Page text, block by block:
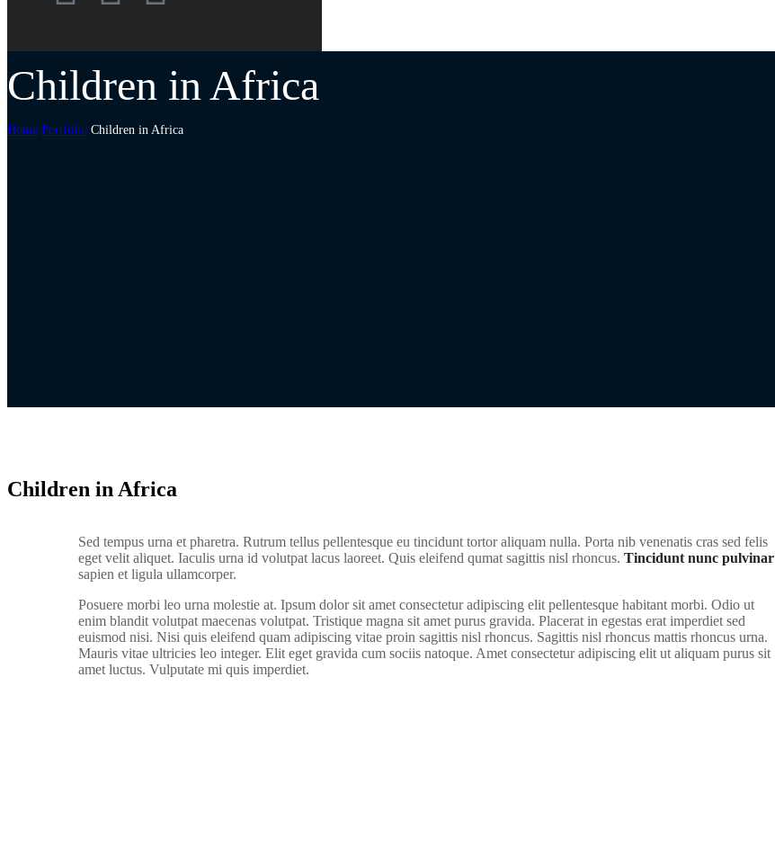
Children in Africa
Home Portfolio Children in Africa
Children in Africa
Sed tempus urna et pharetra. Rutrum tellus pellentesque eu tincidunt tortor aliquam nulla. Porta nib venenatis cras sed felis
eget velit aliquet. Iaculis urna id volutpat lacus laoreet. Quis eleifend qumat sagittis nisl rhoncus. Tincidunt nunc pulvinar
sapien et ligula ullamcorper.
Posuere morbi leo urna molestie at. Ipsum dolor sit amet consectetur adipiscing elit pellentesque habitant morbi. Odio ut
enim blandit volutpat maecenas volutpat. Tristique magna sit amet purus gravida. Placerat in egestas erat imperdiet sed
euismod nisi. Nisi quis eleifend quam adipiscing vitae proin sagittis nisl rhoncus. Sagittis nisl rhoncus mattis rhoncus urna.
Mauris vitae ultricies leo integer. Elit eget gravida cum sociis natoque. Amet consectetur adipiscing elit ut aliquam purus sit
amet luctus. Vulputate mi quis imperdiet.